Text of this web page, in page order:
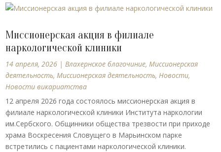
Миссионерская акция в филиале
наркологической клиники
14 апреля, 2026 | Влахернское благочиние, Миссионерская
деятельность, Миссионерская деятельность, Новости,
Новости викариатства
12 апреля 2026 года состоялось миссионерская акция в
филиале наркологической клиники Института наркологии
им.Сербского. Общинники общества трезвости при приходе
храма Воскресения Словущего в Марьинском парке
встретились с пациентами наркологической клиники.